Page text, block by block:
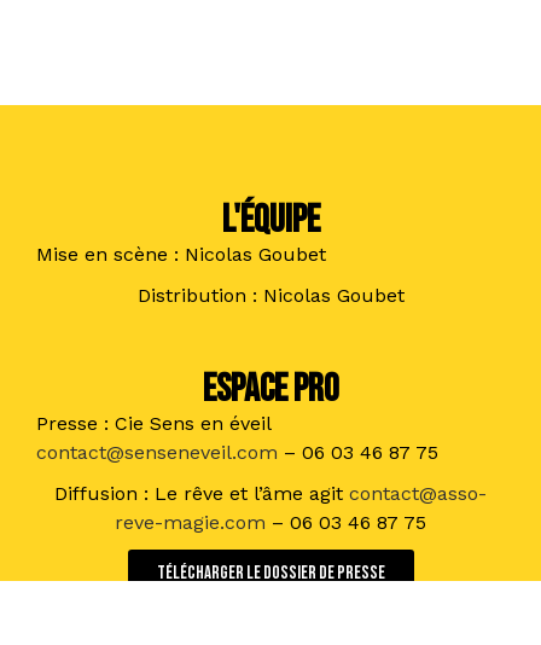
L'ÉQUIPE
Mise en scène : Nicolas Goubet
Distribution : Nicolas Goubet
ESPACE PRO
Presse : Cie Sens en éveil
contact@senseneveil.com – 06 03 46 87 75
Diffusion : Le rêve et l’âme agit contact@asso-
reve-magie.com – 06 03 46 87 75
Télécharger le dossier de presse